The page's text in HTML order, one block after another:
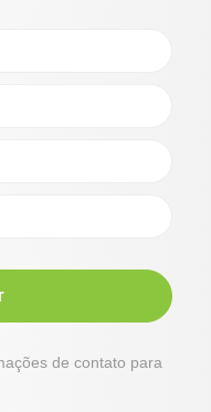
de contato para